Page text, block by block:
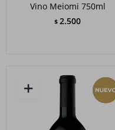
Vino Meiomi 750ml
$ 2.500